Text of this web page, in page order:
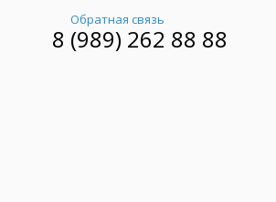
Обратная связь
8 (989) 262 88 88